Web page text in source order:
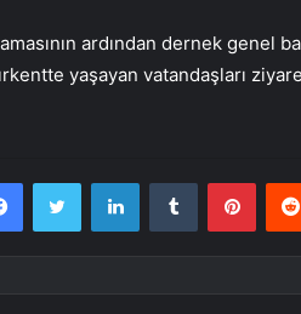
ardından dernek genel
yaşayan vatandaşları
FacebookTwitter LinkedInTumblr